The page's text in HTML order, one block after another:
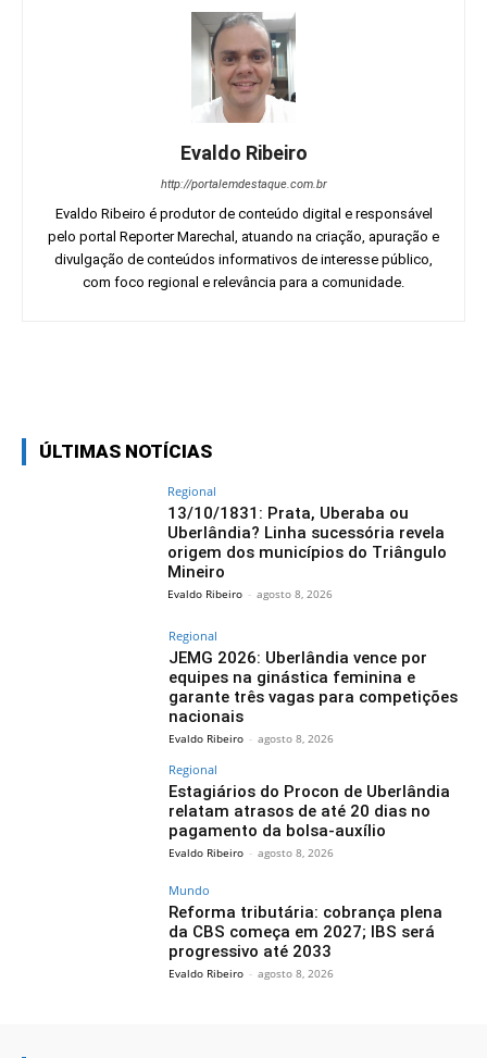
Evaldo Ribeiro
http://portalemdestaque.com.br
Evaldo Ribeiro é produtor de conteúdo digital e responsável
pelo portal Reporter Marechal, atuando na criação, apuração e
divulgação de conteúdos informativos de interesse público,
com foco regional e relevância para a comunidade.
ÚLTIMAS NOTÍCIAS
Regional
13/10/1831: Prata, Uberaba ou
Uberlândia? Linha sucessória revela
origem dos municípios do Triângulo
Mineiro
Evaldo Ribeiro - agosto 8, 2026
Regional
JEMG 2026: Uberlândia vence por
equipes na ginástica feminina e
garante três vagas para competições
nacionais
Evaldo Ribeiro - agosto 8, 2026
Regional
Estagiários do Procon de Uberlândia
relatam atrasos de até 20 dias no
pagamento da bolsa-auxílio
Evaldo Ribeiro - agosto 8, 2026
Mundo
Reforma tributária: cobrança plena
da CBS começa em 2027; IBS será
progressivo até 2033
Evaldo Ribeiro - agosto 8, 2026